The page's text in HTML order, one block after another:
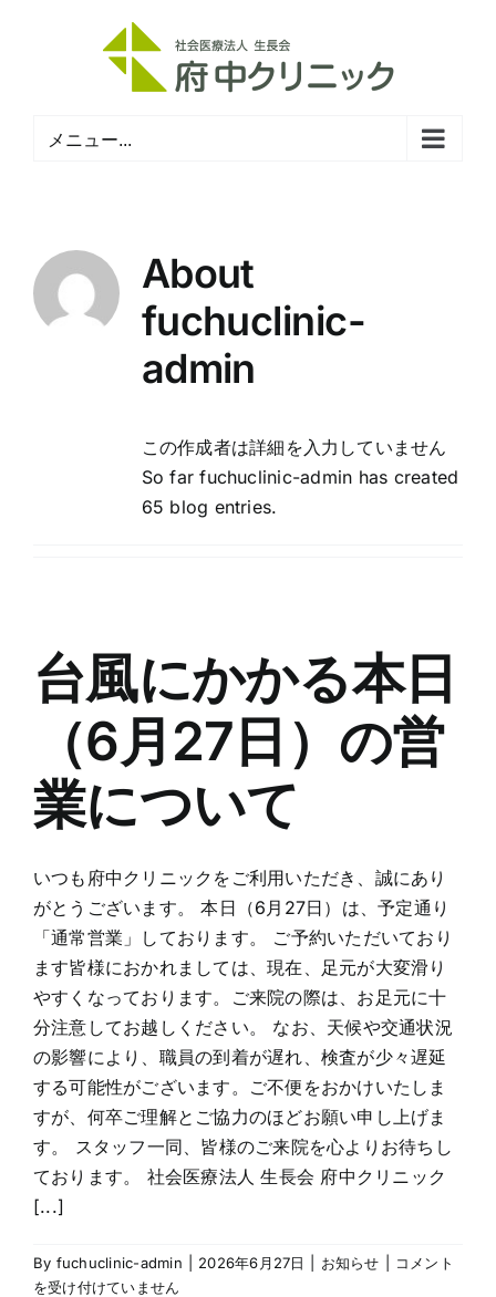
メニュー...
About
fuchuclinic-
admin
この作成者は詳細を入力していません
So far fuchuclinic-admin has created
65 blog entries.
台風にかかる本日
（6月27日）の営
業について
いつも府中クリニックをご利用いただき、誠にあり
がとうございます。 本日（6月27日）は、予定通り
「通常営業」しております。 ご予約いただいており
ます皆様におかれましては、現在、足元が大変滑り
やすくなっております。ご来院の際は、お足元に十
分注意してお越しください。 なお、天候や交通状況
の影響により、職員の到着が遅れ、検査が少々遅延
する可能性がございます。ご不便をおかけいたしま
すが、何卒ご理解とご協力のほどお願い申し上げま
す。 スタッフ一同、皆様のご来院を心よりお待ちし
ております。 社会医療法人 生長会 府中クリニック
[...]
By fuchuclinic-admin 2026年6月27日 お知らせ
台
コメント
を受け付けていません